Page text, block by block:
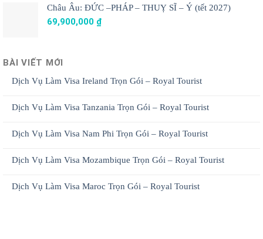
Châu Âu: ĐỨC –PHÁP – THUỴ SĨ – Ý (tết 2027)
69,900,000 ₫
BÀI VIẾT MỚI
Dịch Vụ Làm Visa Ireland Trọn Gói – Royal Tourist
Dịch Vụ Làm Visa Tanzania Trọn Gói – Royal Tourist
Dịch Vụ Làm Visa Nam Phi Trọn Gói – Royal Tourist
Dịch Vụ Làm Visa Mozambique Trọn Gói – Royal Tourist
Dịch Vụ Làm Visa Maroc Trọn Gói – Royal Tourist